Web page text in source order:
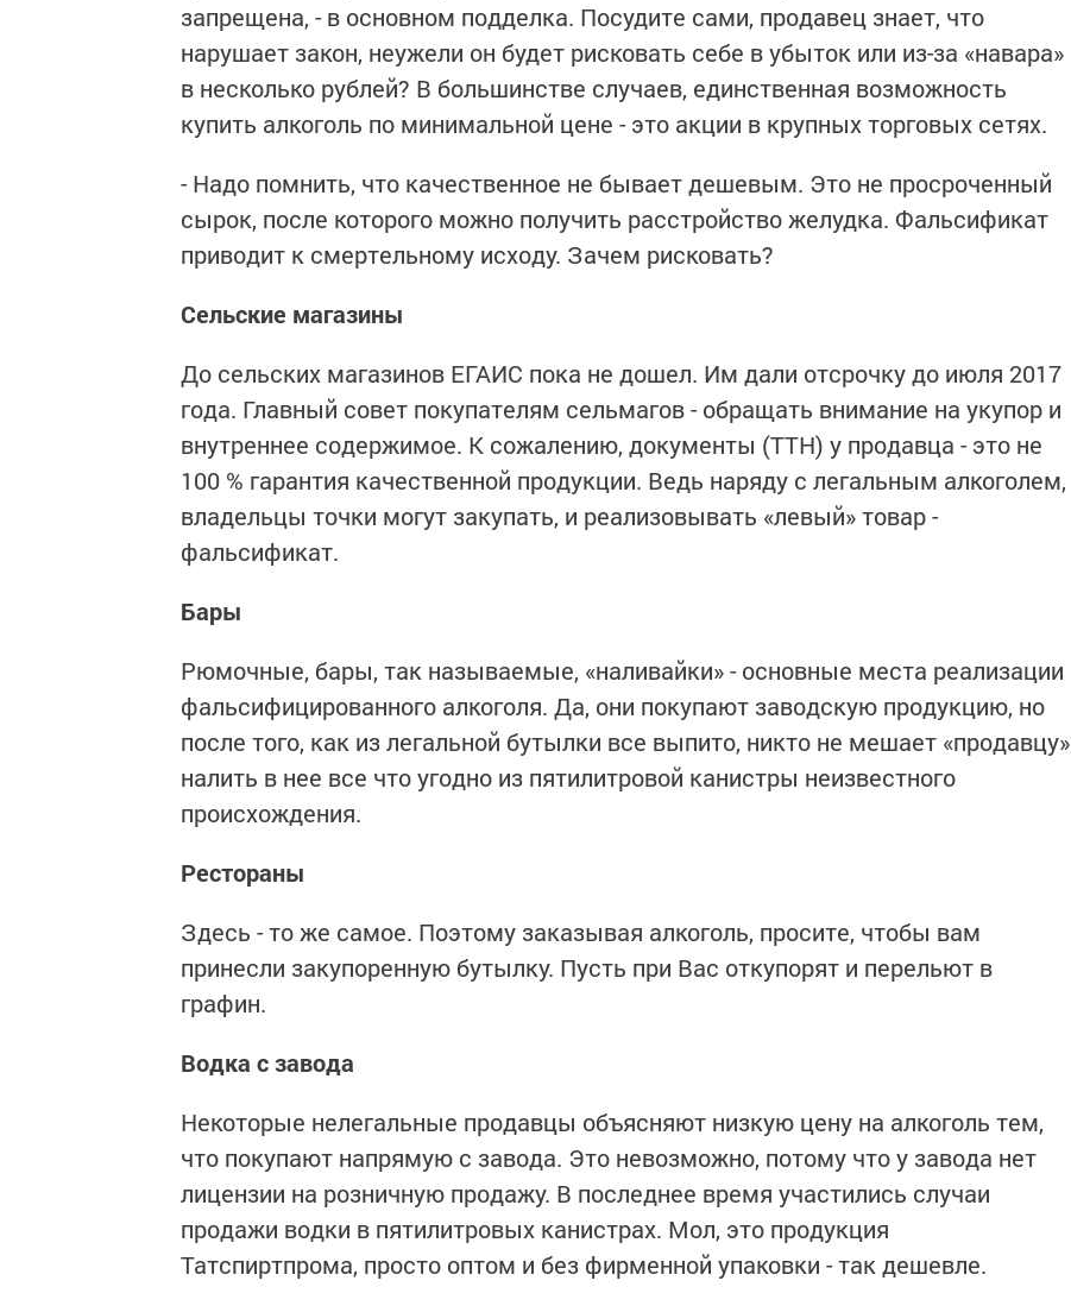
запрещена, - в основном подделка. Посудите сами, продавец знает, что
нарушает закон, неужели он будет рисковать себе в убыток или из-за «навара»
в несколько рублей? В большинстве случаев, единственная возможность
купить алкоголь по минимальной цене - это акции в крупных торговых сетях.
- Надо помнить, что качественное не бывает дешевым. Это не просроченный
сырок, после которого можно получить расстройство желудка. Фальсификат
приводит к смертельному исходу. Зачем рисковать?
Сельские магазины
До сельских магазинов ЕГАИС пока не дошел. Им дали отсрочку до июля 2017
года. Главный совет покупателям сельмагов - обращать внимание на укупор и
внутреннее содержимое. К сожалению, документы (ТТН) у продавца - это не
100 % гарантия качественной продукции. Ведь наряду с легальным алкоголем,
владельцы точки могут закупать, и реализовывать «левый» товар -
фальсификат.
Бары
Рюмочные, бары, так называемые, «наливайки» - основные места реализации
фальсифицированного алкоголя. Да, они покупают заводскую продукцию, но
после того, как из легальной бутылки все выпито, никто не мешает «продавцу»
налить в нее все что угодно из пятилитровой канистры неизвестного
происхождения.
Рестораны
Здесь - то же самое. Поэтому заказывая алкоголь, просите, чтобы вам
принесли закупоренную бутылку. Пусть при Вас откупорят и перельют в
графин.
Водка с завода
Некоторые нелегальные продавцы объясняют низкую цену на алкоголь тем,
что покупают напрямую с завода. Это невозможно, потому что у завода нет
лицензии на розничную продажу. В последнее время участились случаи
продажи водки в пятилитровых канистрах. Мол, это продукция
Татспиртпрома, просто оптом и без фирменной упаковки - так дешевле.